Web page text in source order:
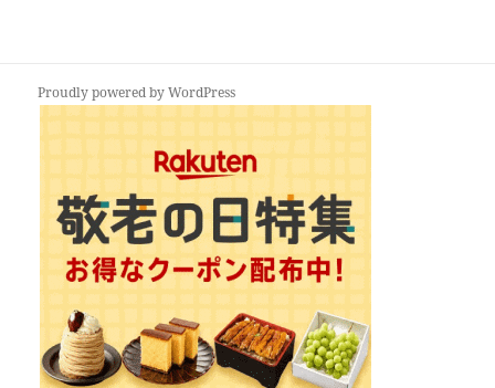
Proudly powered by WordPress